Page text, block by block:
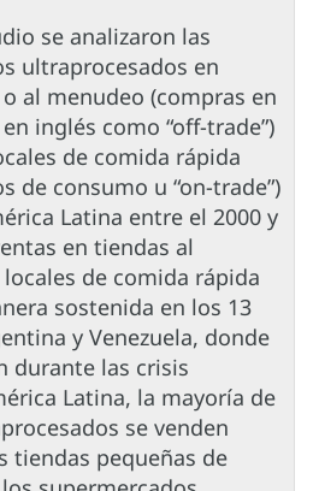
se analizaron las
ultraprocesados en
al menudeo (compras en
inglés como “off-trade”)
de comida rápida
de consumo u “on-trade”)
Latina entre el 2000 y
en tiendas al
de comida rápida
sostenida en los 13
y Venezuela, donde
durante las crisis
Latina, la mayoría de
se venden
tiendas pequeñas de